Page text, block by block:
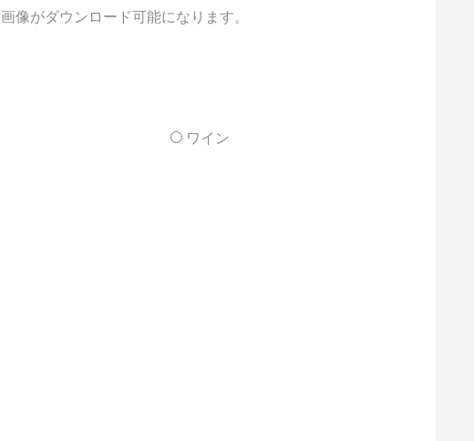
がダウンロード可能になります。
ワイン